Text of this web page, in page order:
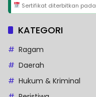
Sertifikat diterbitkan pada
KATEGORI
Ragam
Daerah
Hukum & Kriminal